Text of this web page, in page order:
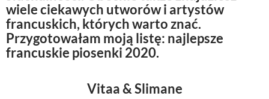
wiele ciekawych utworów i artystów
francuskich, których warto znać.
Przygotowałam moją listę: najlepsze
francuskie piosenki 2020.
Vitaa & Slimane